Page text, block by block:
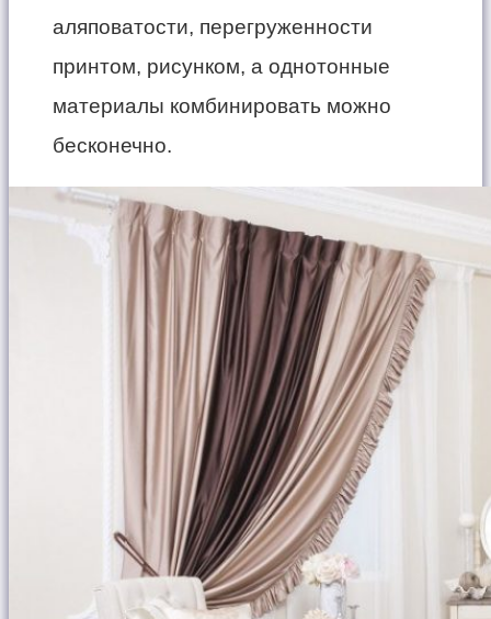
аляповатости, перегруженности
принтом, рисунком, а однотонные
материалы комбинировать можно
бесконечно.